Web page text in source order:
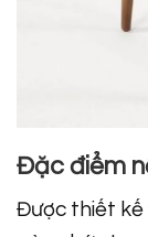
Đặc điểm
Được thiết kế